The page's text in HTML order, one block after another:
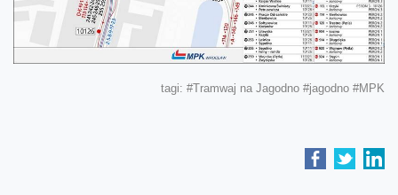
tagi: #Tramwaj na Jagodno #jagodno #MPK